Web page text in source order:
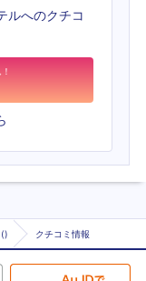
ルへのクチコ
() クチコミ情報